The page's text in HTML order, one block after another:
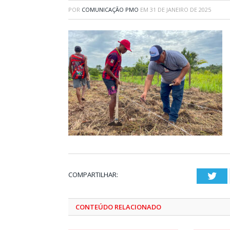
POR COMUNICAÇÃO PMO EM 31 DE JANEIRO DE 2025
COMPARTILHAR:
CONTEÚDO RELACIONADO